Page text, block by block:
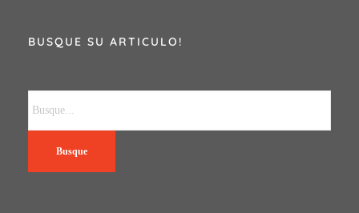
BUSQUE SU ARTICULO!
Busque